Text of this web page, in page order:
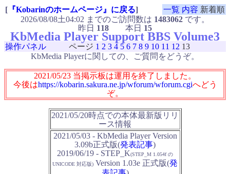
[ 『Kobarinのホームページ』に戻る] 一覧 内容 新着順
2026/08/08土04:02 までのご訪問数は 1483062 です。
昨日 118 本日 15
KbMedia Player Support BBS Volume3
操作パネル ページ 1 2 3 4 5 6 7 8 9 10 11 12 13
KbMedia Playerに関しての、ご質問をどうぞ。
2021/05/23 当掲示板は運用を終了しました。
今後はhttps://kobarin.sakura.ne.jp/wforum/wforum.cgiへどう
ぞ。
2021/05/20時点での本体最新版リリ
ース情報
2021/05/03 - KbMedia Player Version
3.09b正式版(発表記事)
2019/06/19 - STEP_K(STEP_M 1.054f の
UNICODE 対応版) Version 1.03e 正式版(発